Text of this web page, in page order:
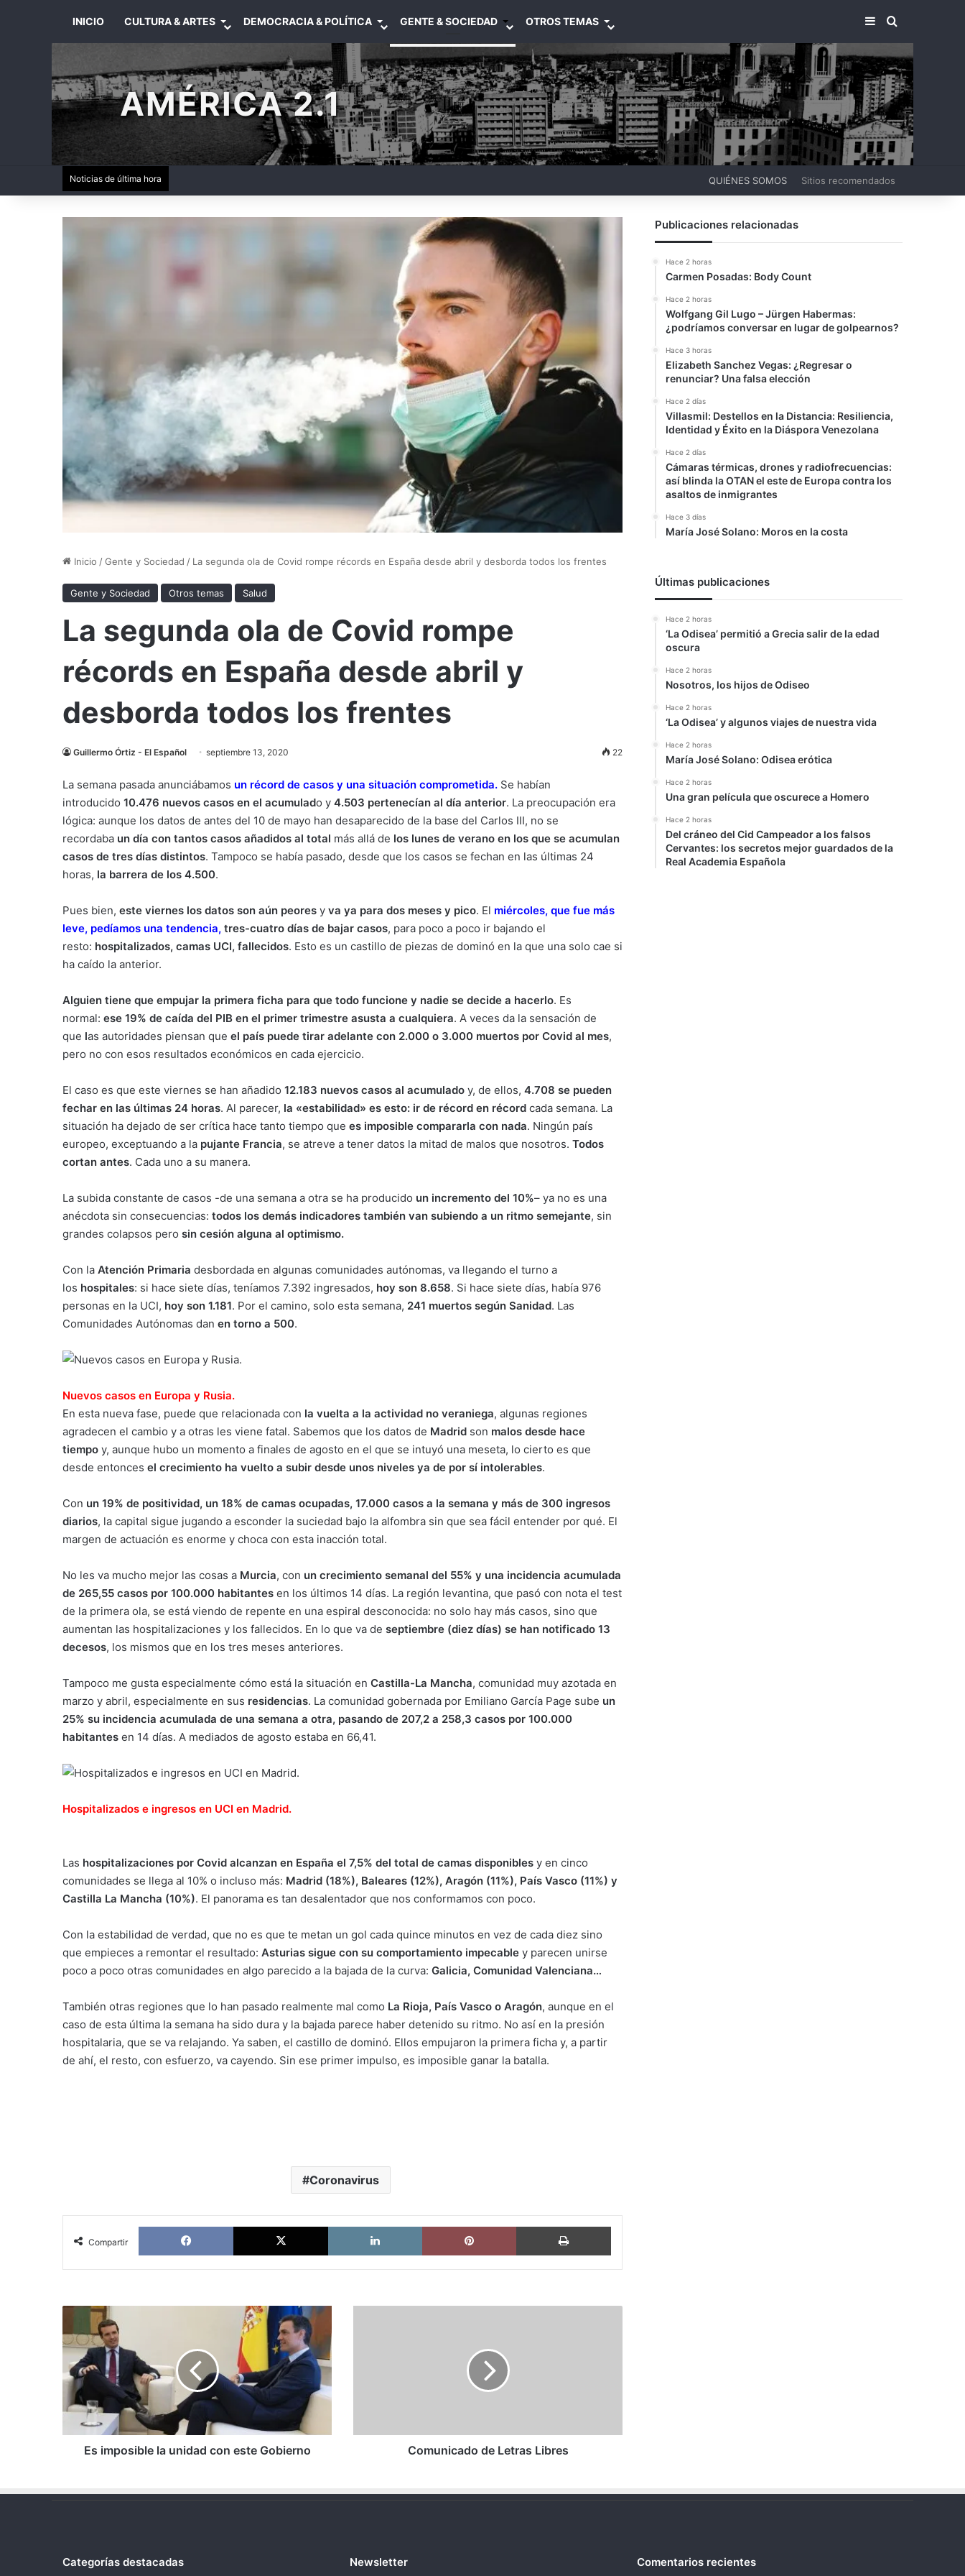
INICIO CULTURA & ARTES DEMOCRACIA & POLÍTICA GENTE & SOCIEDAD OTROS TEMAS BARRA LATERAL
BUSCAR
AMÉRICA 2.1
Noticias de última hora QUIÉNES SOMOS Sitios recomendados
Inicio /Gente y Sociedad / La segunda ola de Covid rompe récords en España desde abril y desborda todos los frentes
Gente y Sociedad Otros temas Salud
La segunda ola de Covid rompe
récords en España desde abril y
desborda todos los frentes
Guillermo Órtiz - El Español septiembre 13, 2020 22
La semana pasada anunciábamos un récord de casos y una situación comprometida. Se habían
introducido 10.476 nuevos casos en el acumulado y 4.503 pertenecían al día anterior. La preocupación era
lógica: aunque los datos de antes del 10 de mayo han desaparecido de la base del Carlos III, no se
recordaba un día con tantos casos añadidos al total más allá de los lunes de verano en los que se acumulan
casos de tres días distintos. Tampoco se había pasado, desde que los casos se fechan en las últimas 24
horas, la barrera de los 4.500.
Pues bien, este viernes los datos son aún peores y va ya para dos meses y pico. El miércoles, que fue más
leve, pedíamos una tendencia, tres-cuatro días de bajar casos, para poco a poco ir bajando el
resto: hospitalizados, camas UCI, fallecidos. Esto es un castillo de piezas de dominó en la que una solo cae si
ha caído la anterior.
Alguien tiene que empujar la primera ficha para que todo funcione y nadie se decide a hacerlo. Es
normal: ese 19% de caída del PIB en el primer trimestre asusta a cualquiera. A veces da la sensación de
que las autoridades piensan que el país puede tirar adelante con 2.000 o 3.000 muertos por Covid al mes,
pero no con esos resultados económicos en cada ejercicio.
El caso es que este viernes se han añadido 12.183 nuevos casos al acumulado y, de ellos, 4.708 se pueden
fechar en las últimas 24 horas. Al parecer, la «estabilidad» es esto: ir de récord en récord cada semana. La
situación ha dejado de ser crítica hace tanto tiempo que es imposible compararla con nada. Ningún país
europeo, exceptuando a la pujante Francia, se atreve a tener datos la mitad de malos que nosotros. Todos
cortan antes. Cada uno a su manera.
La subida constante de casos -de una semana a otra se ha producido un incremento del 10%– ya no es una
anécdota sin consecuencias: todos los demás indicadores también van subiendo a un ritmo semejante, sin
grandes colapsos pero sin cesión alguna al optimismo.
Con la Atención Primaria desbordada en algunas comunidades autónomas, va llegando el turno a
los hospitales: si hace siete días, teníamos 7.392 ingresados, hoy son 8.658. Si hace siete días, había 976
personas en la UCI, hoy son 1.181. Por el camino, solo esta semana, 241 muertos según Sanidad. Las
Comunidades Autónomas dan en torno a 500.
Nuevos casos en Europa y Rusia.
En esta nueva fase, puede que relacionada con la vuelta a la actividad no veraniega, algunas regiones
agradecen el cambio y a otras les viene fatal. Sabemos que los datos de Madrid son malos desde hace
tiempo y, aunque hubo un momento a finales de agosto en el que se intuyó una meseta, lo cierto es que
desde entonces el crecimiento ha vuelto a subir desde unos niveles ya de por sí intolerables.
Con un 19% de positividad, un 18% de camas ocupadas, 17.000 casos a la semana y más de 300 ingresos
diarios, la capital sigue jugando a esconder la suciedad bajo la alfombra sin que sea fácil entender por qué. El
margen de actuación es enorme y choca con esta inacción total.
No les va mucho mejor las cosas a Murcia, con un crecimiento semanal del 55% y una incidencia acumulada
de 265,55 casos por 100.000 habitantes en los últimos 14 días. La región levantina, que pasó con nota el test
de la primera ola, se está viendo de repente en una espiral desconocida: no solo hay más casos, sino que
aumentan las hospitalizaciones y los fallecidos. En lo que va de septiembre (diez días) se han notificado 13
decesos, los mismos que en los tres meses anteriores.
Tampoco me gusta especialmente cómo está la situación en Castilla-La Mancha, comunidad muy azotada en
marzo y abril, especialmente en sus residencias. La comunidad gobernada por Emiliano García Page sube un
25% su incidencia acumulada de una semana a otra, pasando de 207,2 a 258,3 casos por 100.000
habitantes en 14 días. A mediados de agosto estaba en 66,41.
Hospitalizados e ingresos en UCI en Madrid.
Las hospitalizaciones por Covid alcanzan en España el 7,5% del total de camas disponibles y en cinco
comunidades se llega al 10% o incluso más: Madrid (18%), Baleares (12%), Aragón (11%), País Vasco (11%) y
Castilla La Mancha (10%). El panorama es tan desalentador que nos conformamos con poco.
Con la estabilidad de verdad, que no es que te metan un gol cada quince minutos en vez de cada diez sino
que empieces a remontar el resultado: Asturias sigue con su comportamiento impecable y parecen unirse
poco a poco otras comunidades en algo parecido a la bajada de la curva: Galicia, Comunidad Valenciana…
También otras regiones que lo han pasado realmente mal como La Rioja, País Vasco o Aragón, aunque en el
caso de esta última la semana ha sido dura y la bajada parece haber detenido su ritmo. No así en la presión
hospitalaria, que se va relajando. Ya saben, el castillo de dominó. Ellos empujaron la primera ficha y, a partir
de ahí, el resto, con esfuerzo, va cayendo. Sin ese primer impulso, es imposible ganar la batalla.
Coronavirus
Compartir
Facebook X LinkedIn Pinterest Imprimir
imposible
la
unidad
con
este
Gobierno
Es imposible la unidad con este Gobierno Comunicado de Letras Libres
Publicaciones relacionadas
Hace 2 horas
Carmen Posadas: Body Count
Hace 2 horas
Wolfgang Gil Lugo – Jürgen Habermas:
¿podríamos conversar en lugar de golpearnos?
Hace 3 horas
Elizabeth Sanchez Vegas: ¿Regresar o
renunciar? Una falsa elección
Hace 2 días
Villasmil: Destellos en la Distancia: Resiliencia,
Identidad y Éxito en la Diáspora Venezolana
Hace 2 días
Cámaras térmicas, drones y radiofrecuencias:
así blinda la OTAN el este de Europa contra los
asaltos de inmigrantes
Hace 3 días
María José Solano: Moros en la costa
Últimas publicaciones
Hace 2 horas
‘La Odisea’ permitió a Grecia salir de la edad
oscura
Hace 2 horas
Nosotros, los hijos de Odiseo
Hace 2 horas
‘La Odisea’ y algunos viajes de nuestra vida
Hace 2 horas
María José Solano: Odisea erótica
Hace 2 horas
Una gran película que oscurece a Homero
Hace 2 horas
Del cráneo del Cid Campeador a los falsos
Cervantes: los secretos mejor guardados de la
Real Academia Española
Categorías destacadas Newsletter Comentarios recientes